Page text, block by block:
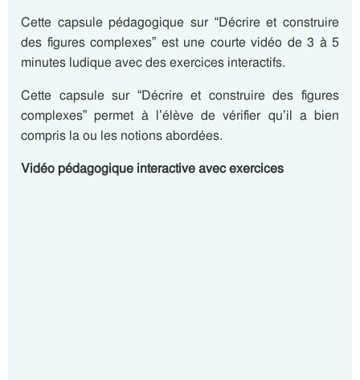
Cette capsule pédagogique sur “Décrire et construire
des figures complexes” est une courte vidéo de 3 à 5
minutes ludique avec des exercices interactifs.
Cette capsule sur “Décrire et construire des figures
complexes” permet à l’élève de vérifier qu’il a bien
compris la ou les notions abordées.
Vidéo pédagogique interactive avec exercices